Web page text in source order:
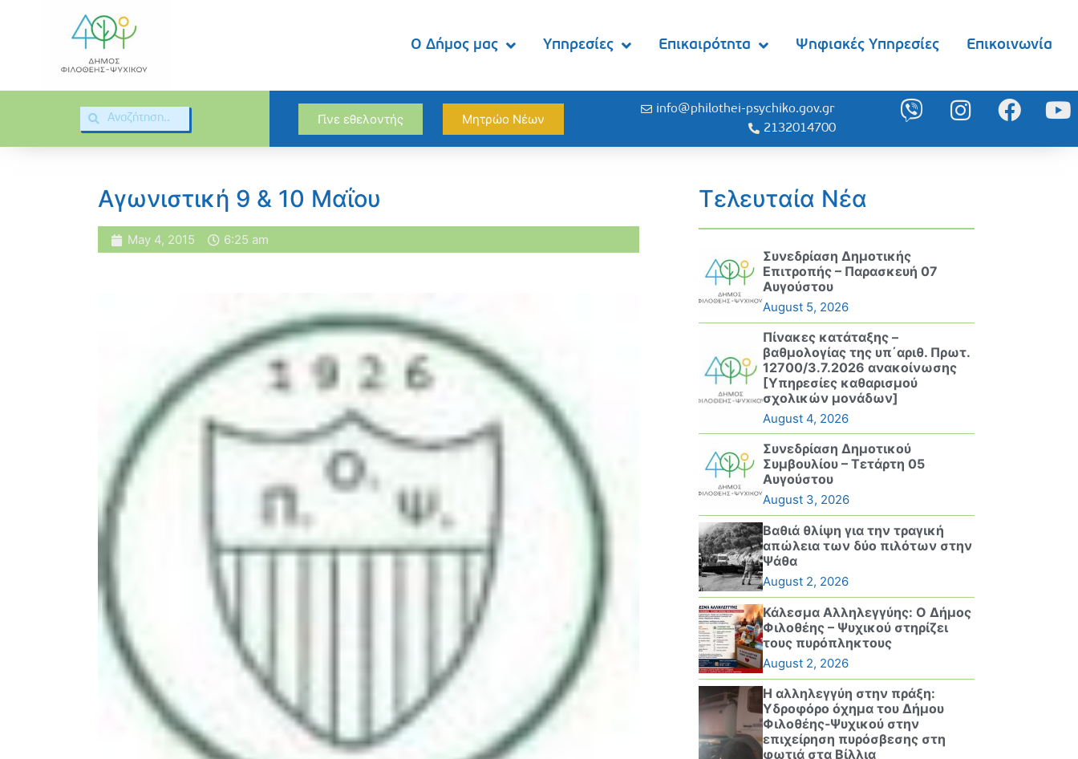
Ο Δήμος μας Υπηρεσίες Επικαιρότητα Ψηφιακές Υπηρεσίες Επικοινωνία
Γίνε εθελοντής Μητρώο Νέων
info@philothei-psychiko.gov.gr
2132014700
Αγωνιστική 9 & 10 Μαΐου
May 4, 2015 6:25 am
Τελευταία Νέα
Συνεδρίαση Δημοτικής
Επιτροπής – Παρασκευή 07
Αυγούστου
August 5, 2026
Πίνακες κατάταξης –
βαθμολογίας της υπ΄αριθ. Πρωτ.
12700/3.7.2026 ανακοίνωσης
[Υπηρεσίες καθαρισμού
σχολικών μονάδων]
August 4, 2026
Συνεδρίαση Δημοτικού
Συμβουλίου – Τετάρτη 05
Αυγούστου
August 3, 2026
Βαθιά θλίψη για την τραγική
απώλεια των δύο πιλότων στην
Ψάθα
August 2, 2026
Κάλεσμα Αλληλεγγύης: Ο Δήμος
Φιλοθέης – Ψυχικού στηρίζει
τους πυρόπληκτους
August 2, 2026
Η αλληλεγγύη στην πράξη:
Υδροφόρο όχημα του Δήμου
Φιλοθέης-Ψυχικού στην
επιχείρηση πυρόσβεσης στη
φωτιά στα Βίλλια